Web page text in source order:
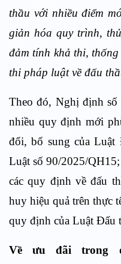
thầu với nhiều điểm
giản hóa quy trình,
đảm tính khả thi,
thi pháp luật về đấu
Theo đó, Nghị định
nhiều quy định mới
đổi, bổ sung của Luật
Luật số 90/2025/
các quy định về đấu
huy hiệu quả trên thực
quy định của Luật Đấu
Về ưu đãi trong